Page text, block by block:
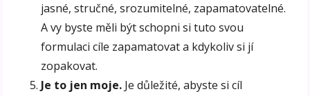
jasné, stručné, srozumitelné, zapamatovatelné.
A vy byste měli být schopni si tuto svou
formulaci cíle zapamatovat a kdykoliv si jí
zopakovat.
Je to jen moje. Je důležité, abyste si cíl